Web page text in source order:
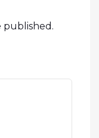
published.